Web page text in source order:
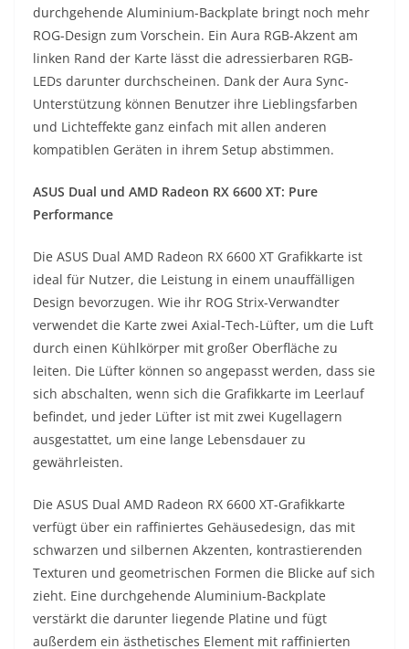
durchgehende Aluminium-Backplate bringt noch mehr
ROG-Design zum Vorschein. Ein Aura RGB-Akzent am
linken Rand der Karte lässt die adressierbaren RGB-
LEDs darunter durchscheinen. Dank der Aura Sync-
Unterstützung können Benutzer ihre Lieblingsfarben
und Lichteffekte ganz einfach mit allen anderen
kompatiblen Geräten in ihrem Setup abstimmen.
ASUS Dual und AMD Radeon RX 6600 XT: Pure
Performance
Die ASUS Dual AMD Radeon RX 6600 XT Grafikkarte ist
ideal für Nutzer, die Leistung in einem unauffälligen
Design bevorzugen. Wie ihr ROG Strix-Verwandter
verwendet die Karte zwei Axial-Tech-Lüfter, um die Luft
durch einen Kühlkörper mit großer Oberfläche zu
leiten. Die Lüfter können so angepasst werden, dass sie
sich abschalten, wenn sich die Grafikkarte im Leerlauf
befindet, und jeder Lüfter ist mit zwei Kugellagern
ausgestattet, um eine lange Lebensdauer zu
gewährleisten.
Die ASUS Dual AMD Radeon RX 6600 XT-Grafikkarte
verfügt über ein raffiniertes Gehäusedesign, das mit
schwarzen und silbernen Akzenten, kontrastierenden
Texturen und geometrischen Formen die Blicke auf sich
zieht. Eine durchgehende Aluminium-Backplate
verstärkt die darunter liegende Platine und fügt
außerdem ein ästhetisches Element mit raffinierten